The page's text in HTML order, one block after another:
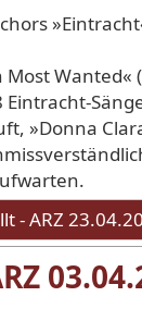
»Donna
- ARZ